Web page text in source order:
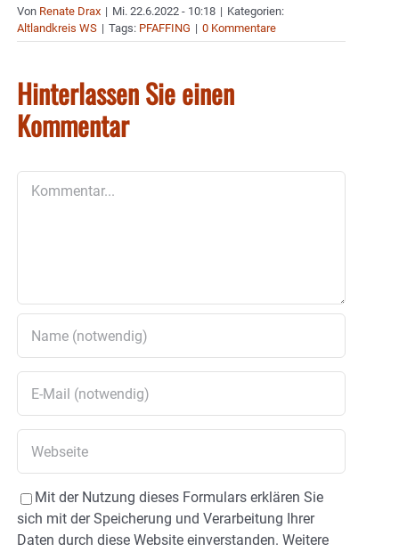
Von Renate Drax | Mi. 22.6.2022 - 10:18 | Kategorien:
Altlandkreis WS | Tags: PFAFFING | 0 Kommentare
Hinterlassen Sie einen
Kommentar
Mit der Nutzung dieses Formulars erklären Sie
sich mit der Speicherung und Verarbeitung Ihrer
Daten durch diese Website einverstanden. Weitere